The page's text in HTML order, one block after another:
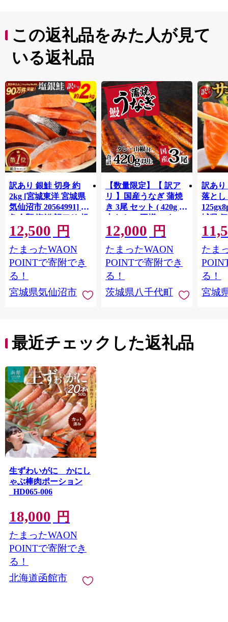
この返礼品をみた人が見て
いる返礼品
訳あり 銀鮭 切身 約
2kg [宮城東洋 宮城県
気仙沼市 20564991] 鮭
魚介類 海鮮 訳アリ 規
格外 不揃い さけ サケ
鮭切身 シャケ 切り身
冷凍 家庭用 おかず 弁
当 支援 サーモン 銀鮭
切り身 魚 わけあり
12,500 円
たまったWAON
POINTで寄附でき
る！
宮城県気仙沼市
【数量限定】【 訳ア
リ 】国産うなぎ 蒲焼
き 3尾 セット ( 420g )
大きさ の不揃い タ
レ・山椒付き ウナギ
鰻 ふぞろい 不揃い う
な重 ひつまぶし 人気
茨城 八千代町 ふるさ
と納税 冷凍 [SF951ya]
12,000 円
たまったWAON
POINTで寄附でき
る！
茨城県八千代町
訳あり
落とし
城県
お刺し
生 生
鮭 銀
介
たま
る！
宮城
最近チェックした返礼品
生ずわいがに かにし
ゃぶ棒肉ポーション
_HD065-006
18,000 円
たまったWAON
POINTで寄附でき
る！
北海道函館市